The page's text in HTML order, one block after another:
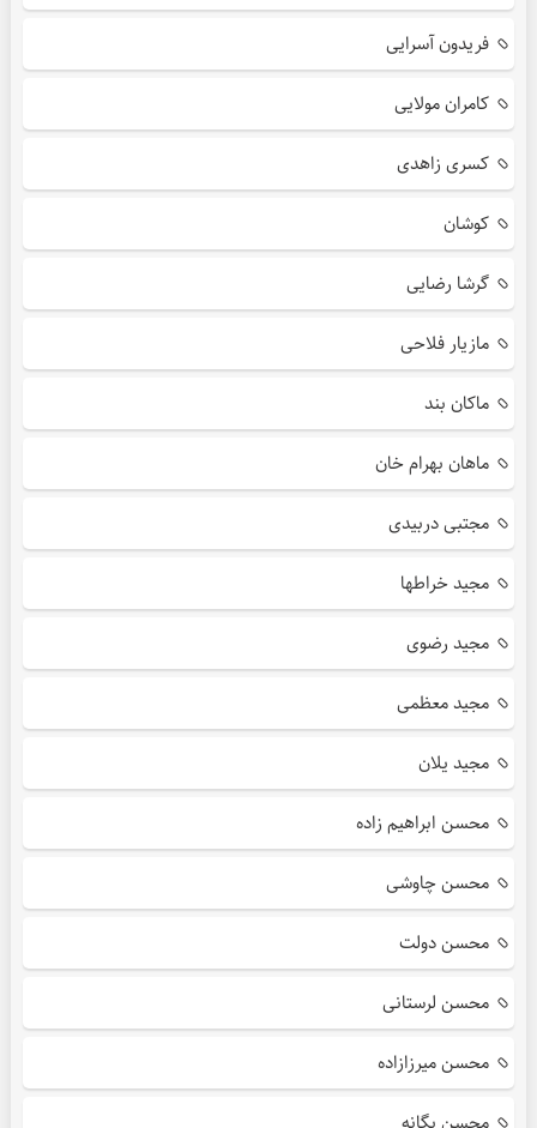
فریدون آسرایی
کامران مولایی
کسری زاهدی
کوشان
گرشا رضایی
مازیار فلاحی
ماکان بند
ماهان بهرام خان
مجتبی دربیدی
مجید خراطها
مجید رضوی
مجید معظمی
مجید یلان
محسن ابراهیم زاده
محسن چاوشی
محسن دولت
محسن لرستانی
محسن میرزازاده